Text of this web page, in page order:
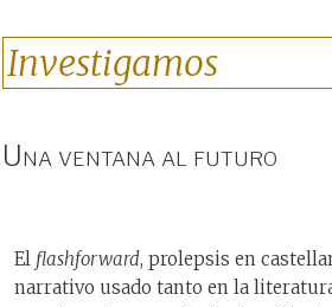
Investigamos
Una ventana al futuro
El flashforward, prolepsis en
narrativo usado tanto en la